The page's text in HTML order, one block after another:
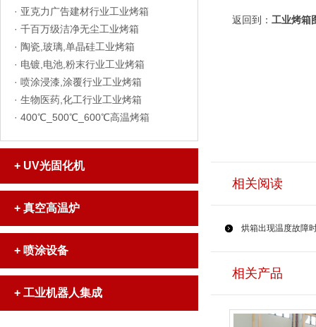
· 亚克力广告建材行业工业烤箱
· 千百万级洁净无尘工业烤箱
· 陶瓷,玻璃,单晶硅工业烤箱
· 电镀,电池,粉末行业工业烤箱
· 喷涂浸漆,涂覆行业工业烤箱
· 生物医药,化工行业工业烤箱
· 400℃_500℃_600℃高温烤箱
+ UV光固化机
+ 真空高温炉
+ 喷涂设备
+ 工业机器人集成
返回到： 工业烤箱
相关阅读
烘箱出现温度故障
相关产品